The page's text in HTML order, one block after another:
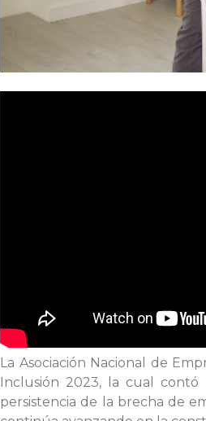
La Asociación Nacional de
Inclusión 2023, la cual contó
persistencia de la brecha de